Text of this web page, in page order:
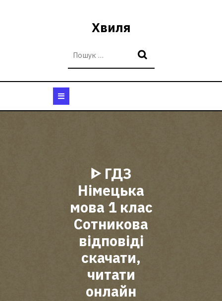
Хвиля
ᐈ ГДЗ
Німецька
мова 1 клас
Сотникова
відповіді
скачати,
читати
онлайн